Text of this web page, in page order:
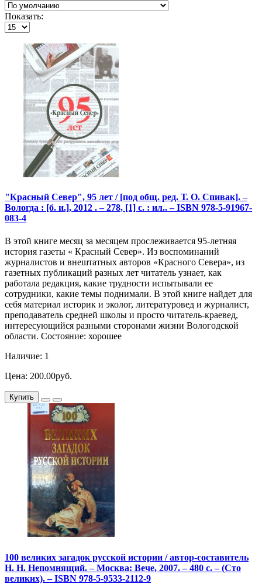
Показать:
"Красный Север", 95 лет / [под общ. ред. Т. О. Спивак]. –
Вологда : [б. и.], 2012 . – 278, [1] с. : ил.. – ISBN 978-5-91967-
083-4
В этой книге месяц за месяцем прослеживается 95-летняя
история газеты « Красный Север». Из воспоминаний
журналистов и внештатных авторов «Красного Севера», из
газетных публикаций разных лет читатель узнает, как
работала редакция, какие трудности испытывали ее
сотрудники, какие темы поднимали. В этой книге найдет для
себя материал историк и эколог, литературовед и журналист,
преподаватель средней школы и просто читатель-краевед,
интересующийся разными сторонами жизни Вологодской
области. Состояние: хорошее
Наличие: 1
Цена: 200.00руб.
Купить
100 великих загадок русской истории / автор-составитель
Н. Н. Непомнящий. – Москва: Вече, 2007. – 480 с. – (Сто
великих). – ISBN 978-5-9533-2112-9